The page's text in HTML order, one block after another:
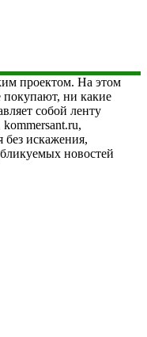
проектом. На этом
покупают, ни какие
собой ленту
искажения,
новостей